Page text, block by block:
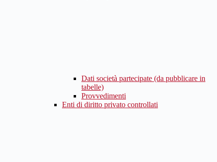
Dati società partecipate (da pubblicare in
tabelle)
Provvedimenti
Enti di diritto privato controllati